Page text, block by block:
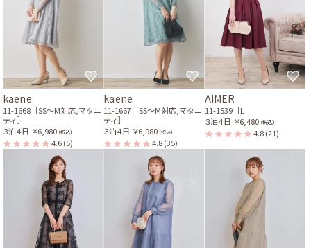
kaene
11-1668［SS〜M対応,マタニ
ティ］
３泊４日 ￥6,980 (税込)
4.6(5)
kaene
11-1667［SS〜M対応,マタニ
ティ］
３泊４日 ￥6,980 (税込)
4.8(35)
AIMER
11-1539［L］
３泊４日 ￥6,480 (税込)
4.8(21)